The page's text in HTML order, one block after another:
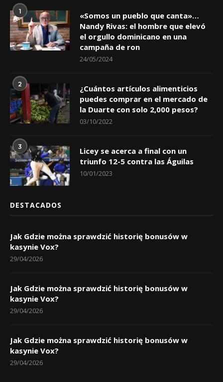
1
«Somos un pueblo que canta»…
Nandy Rivas: el hombre que elevó
el orgullo dominicano en una
campaña de ron
24/05/2024
2
¿Cuántos artículos alimenticios
puedes comprar en el mercado de
la Duarte con solo 2,000 pesos?
03/10/2022
3
Licey se acerca a final con un
triunfo 12-5 contra las Águilas
10/01/2023
DESTACADOS
Jak Gdzie można sprawdzić historię bonusów w
kasynie Vox?
29/04/2026
Jak Gdzie można sprawdzić historię bonusów w
kasynie Vox?
29/04/2026
Jak Gdzie można sprawdzić historię bonusów w
kasynie Vox?
29/04/2026